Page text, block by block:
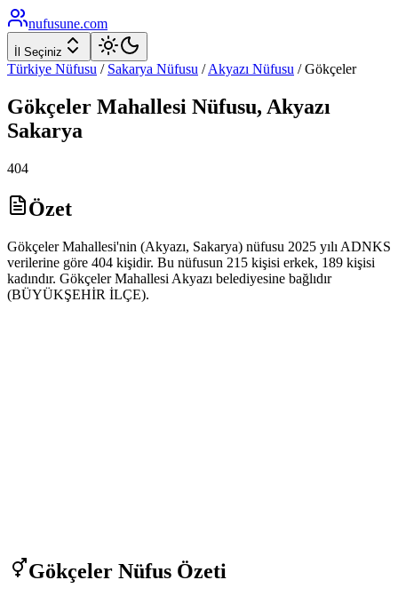
nufusune.com
İl Seçiniz
Türkiye Nüfusu / Sakarya Nüfusu / Akyazı Nüfusu /Gökçeler
Gökçeler Mahallesi Nüfusu, Akyazı
Sakarya
404
Özet
Gökçeler Mahallesi'nin (Akyazı, Sakarya) nüfusu 2025 yılı ADNKS
verilerine göre 404 kişidir. Bu nüfusun 215 kişisi erkek, 189 kişisi
kadındır. Gökçeler Mahallesi Akyazı belediyesine bağlıdır
(BÜYÜKŞEHİR İLÇE).
Gökçeler Nüfus Özeti